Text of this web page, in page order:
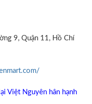
9, Quận 11, Hồ Chí
Việt Nguyên hân hạnh